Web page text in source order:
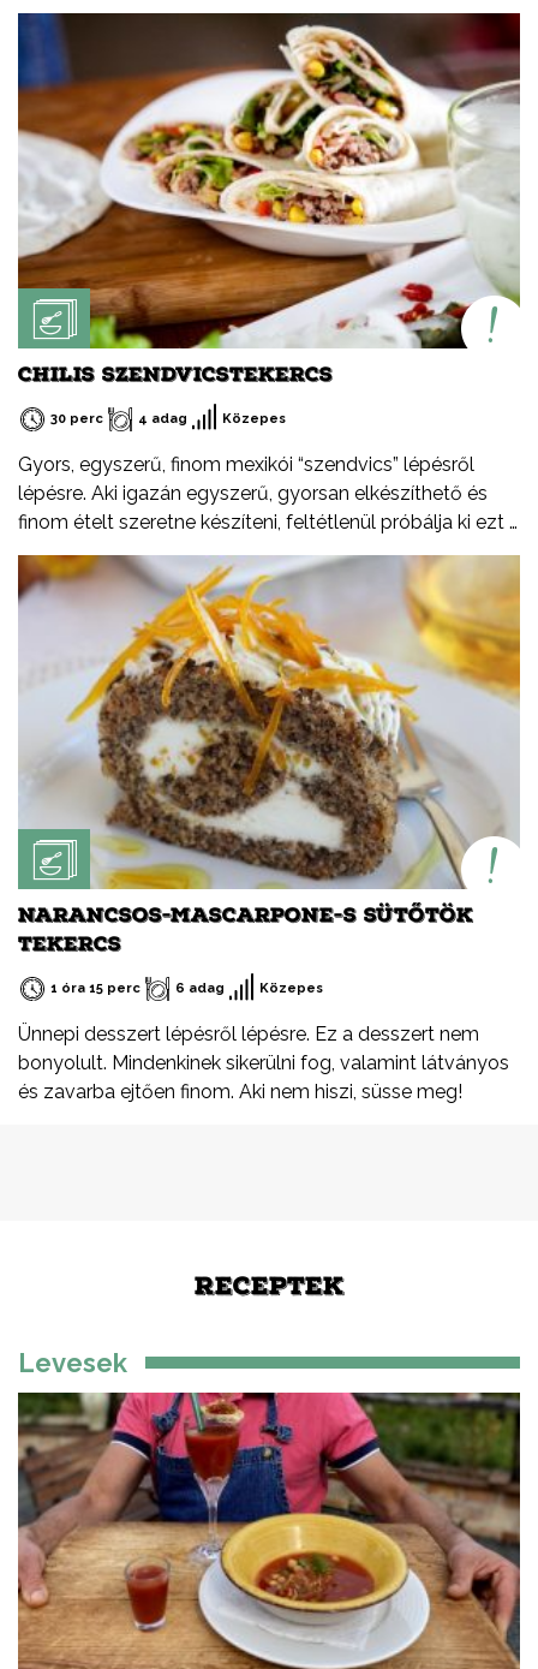
CHILIS SZENDVICSTEKERCS
30 perc 4 adag Közepes
Gyors, egyszerű, finom mexikói “szendvics” lépésről
lépésre. Aki igazán egyszerű, gyorsan elkészíthető és
finom ételt szeretne készíteni, feltétlenül próbálja ki ezt a
receptemet – akár hidegen akár melegen.
NARANCSOS-MASCARPONE-S SÜTŐTÖK
TEKERCS
1 óra 15 perc 6 adag Közepes
Ünnepi desszert lépésről lépésre. Ez a desszert nem
bonyolult. Mindenkinek sikerülni fog, valamint látványos
és zavarba ejtően finom. Aki nem hiszi, süsse meg!
RECEPTEK
Levesek